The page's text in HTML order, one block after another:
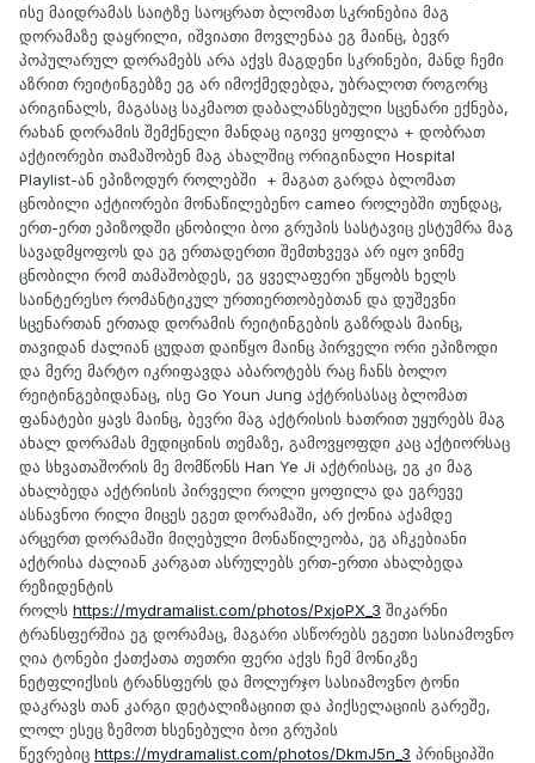
ისე მაიდრამას საიტზე საოცრათ ბლომათ სკრინებია მაგ
დორამაზე დაყრილი, იშვიათი მოვლენაა ეგ მაინც, ბევრ
პოპულარულ დორამებს არა აქვს მაგდენი სკრინები, მანდ ჩემი
აზრით რეიტინგებზე ეგ არ იმოქმედებდა, უბრალოთ როგორც
არიგინალს, მაგასაც საკმაოთ დაბალანსებული სცენარი ექნება,
რახან დორამის შემქნელი მანდაც იგივე ყოფილა + დობრათ
აქტიორები თამაშობენ მაგ ახალშიც ორიგინალი Hospital
Playlist-ან ეპიზოდურ როლებში + მაგათ გარდა ბლომათ
ცნობილი აქტიორები მონაწილებენო сameo როლებში თუნდაც,
ერთ-ერთ ეპიზოდში ცნობილი ბოი გრუპის სასტავიც ესტუმრა მაგ
სავადმყოფოს და ეგ ერთადერთი შემთხვევა არ იყო ვინმე
ცნობილი რომ თამაშობდეს, ეგ ყველაფერი უწყობს ხელს
საინტერესო რომანტიკულ ურთიერთობებთან და დუშევნი
სცენართან ერთად დორამის რეიტინგების გაზრდას მაინც,
თავიდან ძალიან ცუდათ დაიწყო მაინც პირველი ორი ეპიზოდი
და მერე მარტო იკრიფავდა აბაროტებს რაც ჩანს ბოლო
რეიტინგებიდანაც, ისე Go Youn Jung აქტრისასაც ბლომათ
ფანატები ყავს მაინც, ბევრი მაგ აქტრისის ხათრით უყურებს მაგ
ახალ დორამას მედიცინის თემაზე, გამოვყოფდი კაც აქტიორსაც
და სხვათაშორის მე მომწონს Han Ye Ji აქტრისაც, ეგ კი მაგ
ახალბედა აქტრისის პირველი როლი ყოფილა და ეგრევე
ასნავნოი რილი მიცეს ეგეთ დორამაში, არ ქონია აქამდე
არცერთ დორამაში მიღებული მონაწილეობა, ეგ აჩკებიანი
აქტრისა ძალიან კარგათ ასრულებს ერთ-ერთი ახალბედა
რეზიდენტის
როლს https://mydramalist.com/photos/PxjoPX_3 შიკარნი
ტრანსფერშია ეგ დორამაც, მაგარი ასწორებს ეგეთი სასიამოვნო
ღია ტონები ქათქათა თეთრი ფერი აქვს ჩემ მონიკზე
ნეტფლიქსის ტრანსფერს და მოლურჯო სასიამოვნო ტონი
დაკრავს თან კარგი დეტალიზაციით და პიქსელაციის გარეშე,
ლოლ ესეც ზემოთ ხსენებული ბოი გრუპის
წევრებიც https://mydramalist.com/photos/DkmJ5n_3 პრინციპში